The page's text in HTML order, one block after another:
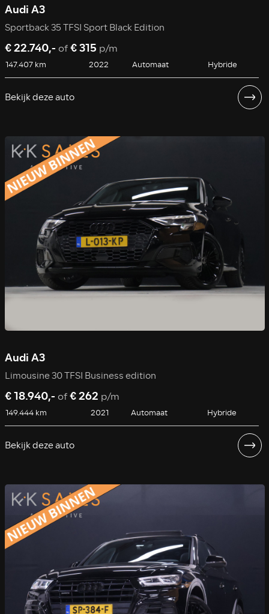
Audi A3
Sportback 35 TFSI Sport Black Edition
€ 22.740,- of€ 315 p/m
147.407 km 2022 Automaat Hybride
Bekijk deze auto
Audi A3
Limousine 30 TFSI Business edition
€ 18.940,- of€ 262 p/m
149.444 km 2021 Automaat Hybride
Bekijk deze auto